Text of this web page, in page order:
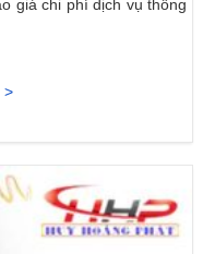
giá chi phí dịch vụ thông
>